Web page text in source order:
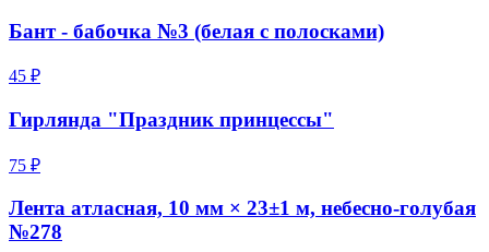
Бант - бабочка №3 (белая с полосками)
45 ₽
Гирлянда "Праздник принцессы"
75 ₽
Лента атласная, 10 мм × 23±1 м, небесно-голубая
№278